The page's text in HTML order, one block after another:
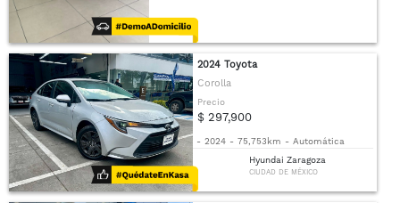
2024 Toyota
Corolla
Precio
$ 297,900
- 2024 - 75,753km - Automática
Hyundai Zaragoza
CIUDAD DE MÉXICO